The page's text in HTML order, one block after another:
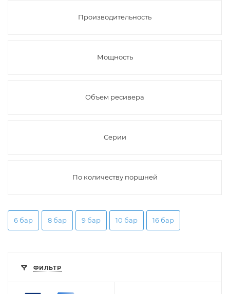
Производительность
Мощность
Объем ресивера
Серии
По количеству поршней
6 бар 8 бар 9 бар 10 бар 16 бар
ФИЛЬТР